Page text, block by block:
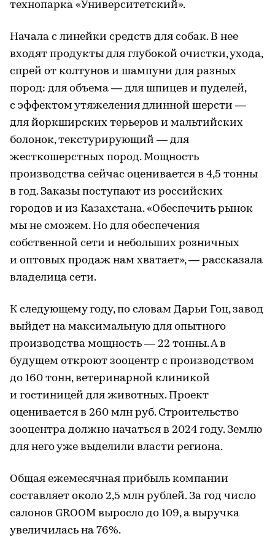
технопарка «Университетский».
Начала с линейки средств для собак. В нее
входят продукты для глубокой очистки, ухода,
спрей от колтунов и шампуни для разных
пород: для объема — для шпицев и пуделей,
с эффектом утяжеления длинной шерсти —
для йоркширских терьеров и мальтийских
болонок, текстурирующий — для
жесткошерстных пород. Мощность
производства сейчас оценивается в 4,5 тонны
в год. Заказы поступают из российских
городов и из Казахстана. «Обеспечить рынок
мы не сможем. Но для обеспечения
собственной сети и небольших розничных
и оптовых продаж нам хватает», — рассказала
владелица сети.
К следующему году, по словам Дарьи Гоц, завод
выйдет на максимальную для опытного
производства мощность — 22 тонны. А в
будущем откроют зооцентр с производством
до 160 тонн, ветеринарной клиникой
и гостиницей для животных. Проект
оценивается в 260 млн руб. Строительство
зооцентра должно начаться в 2024 году. Землю
для него уже выделили власти региона.
Общая ежемесячная прибыль компании
составляет около 2,5 млн рублей. За год число
салонов GROOM выросло до 109, а выручка
увеличилась на 76%.